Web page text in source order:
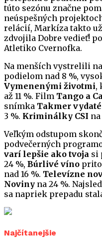
túto sezónu značne
neúspešných
relácií, Markíza takto
zdvojila Dobre vedieť!
Atletiko Cvernofka.
Na menších vystrelili
podielom nad 8 %,
Vymenenými životmi,
až 11 %. Film Tango a
snímka Takmer vydaté
3 %. Kriminálky CSI
Veľkým odstupom
podvečerných
varí lepšie ako tvoja si
24 %, Búrlivé víno
nad 16 %. Televízne
Noviny na 24 %.
sa napriek prepadu
Najčítanejšie